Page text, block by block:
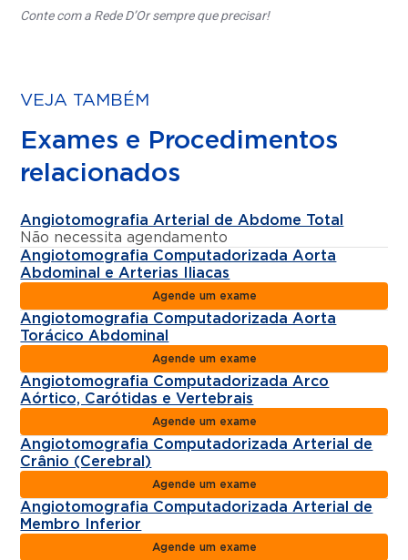
Conte com a Rede D’Or sempre que precisar!
VEJA TAMBÉM
Exames e Procedimentos
relacionados
Angiotomografia Arterial de Abdome Total
Não necessita agendamento
Angiotomografia Computadorizada Aorta
Abdominal e Arterias Iliacas
Agende um exame
Angiotomografia Computadorizada Aorta
Torácico Abdominal
Agende um exame
Angiotomografia Computadorizada Arco
Aórtico, Carótidas e Vertebrais
Agende um exame
Angiotomografia Computadorizada Arterial de
Crânio (Cerebral)
Agende um exame
Angiotomografia Computadorizada Arterial de
Membro Inferior
Agende um exame